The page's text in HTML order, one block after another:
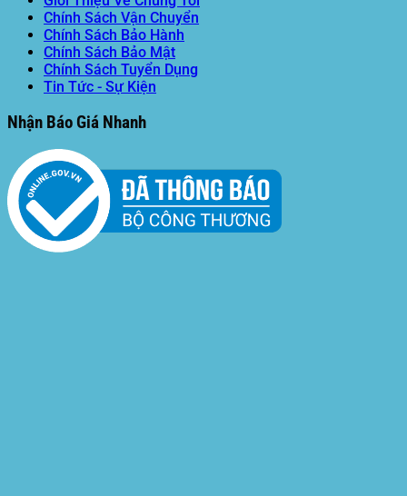
Chính Sách Vận Chuyển
Chính Sách Bảo Hành
Chính Sách Bảo Mật
Chính Sách Tuyển Dụng
Tin Tức - Sự Kiện
Nhận Báo Giá Nhanh